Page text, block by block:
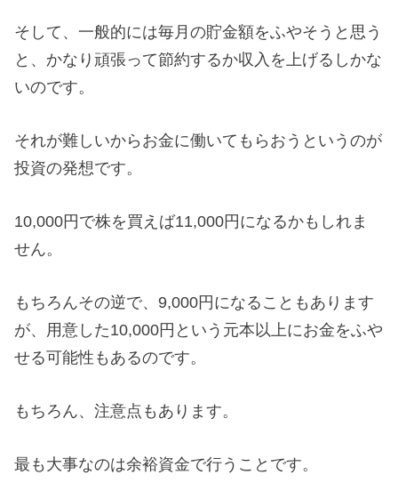
そして、一般的には毎月の貯金額をふやそうと思う
と、かなり頑張って節約するか収入を上げるしかな
いのです。
それが難しいからお金に働いてもらおうというのが
投資の発想です。
10,000円で株を買えば11,000円になるかもしれま
せん。
もちろんその逆で、9,000円になることもあります
が、用意した10,000円という元本以上にお金をふや
せる可能性もあるのです。
もちろん、注意点もあります。
最も大事なのは余裕資金で行うことです。